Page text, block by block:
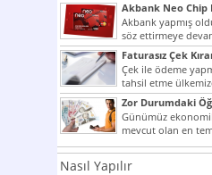
Akbank Neo Chip
Kullanılır?
Akbank yapmış
söz ettirmeye
potansiyelini
Faturasız Çek
Çek ile ödeme
tahsil etme
şekilde...
Zor Durumdaki
Günümüz
mevcut olan en
dahi son derece
Nasıl Yapılır